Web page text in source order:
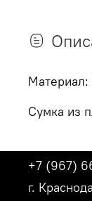
Сумка из
+7 (967)
г.